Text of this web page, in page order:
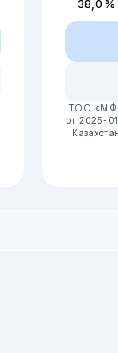
ТОО
от 2025-